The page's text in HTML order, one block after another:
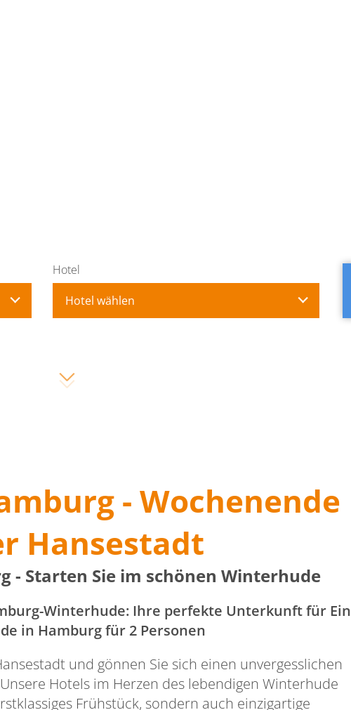
Hotel
Hotel wählen
- Wochenende
Hansestadt
- Starten Sie im schönen Winterhude
Winterhude: Ihre perfekte Unterkunft für Ein
in Hamburg für 2 Personen
und gönnen Sie sich einen unvergesslichen
Hotels im Herzen des lebendigen Winterhude
Frühstück, sondern auch einzigartige